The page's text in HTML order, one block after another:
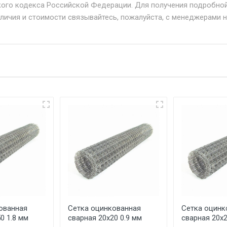
+ от 500.
Центральный проезд 27. Погрузка производится
обязан обеспечить подъезные пути для
индивидуально.
кодекса Российской Федерации. Для получения
и стоимости связывайтесь, пожалуйста, с менеджерами
1.8 мм
Сетка оцинкованная
сварная 20х20 0.9 мм
Сетка
сварная